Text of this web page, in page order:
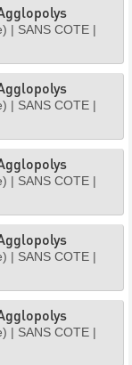
| SANS COTE |
| SANS COTE |
| SANS COTE |
| SANS COTE |
| SANS COTE |